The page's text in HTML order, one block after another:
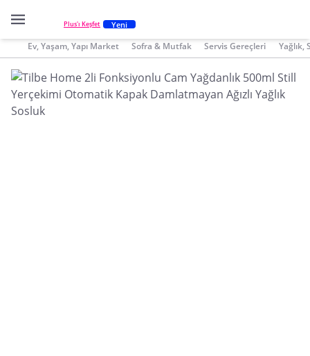
Plus'ı Keşfet Yeni
Ev, Yaşam, Yapı Market Sofra & Mutfak Servis Gereçleri Yağlık,